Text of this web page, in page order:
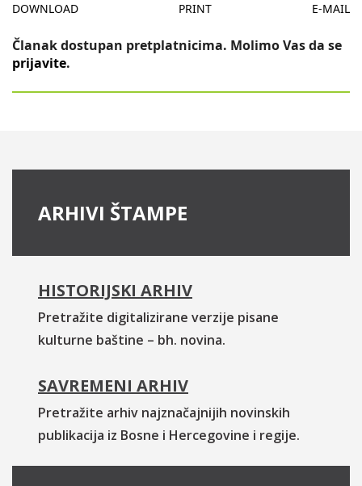
DOWNLOAD PRINT E-MAIL
Članak dostupan pretplatnicima. Molimo Vas da se
prijavite.
ARHIVI ŠTAMPE
HISTORIJSKI ARHIV
Pretražite digitalizirane verzije pisane
kulturne baštine – bh. novina.
SAVREMENI ARHIV
Pretražite arhiv najznačajnijih novinskih
publikacija iz Bosne i Hercegovine i regije.